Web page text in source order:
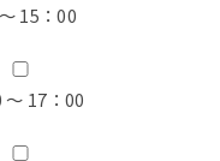
15：00
～ 17：00